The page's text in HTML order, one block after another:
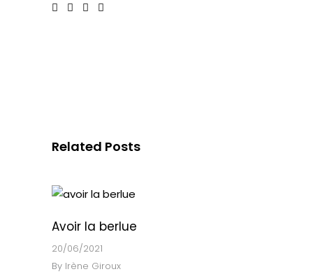
Related Posts
Avoir la berlue
20/06/2021
By Irène Giroux